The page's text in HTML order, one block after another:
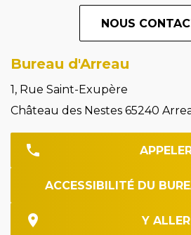
NOUS
Bureau d'Arreau
1, Rue Saint-Exupère
Château des Nestes 65240
ACCESSIBILITÉ DU
Y ALLER